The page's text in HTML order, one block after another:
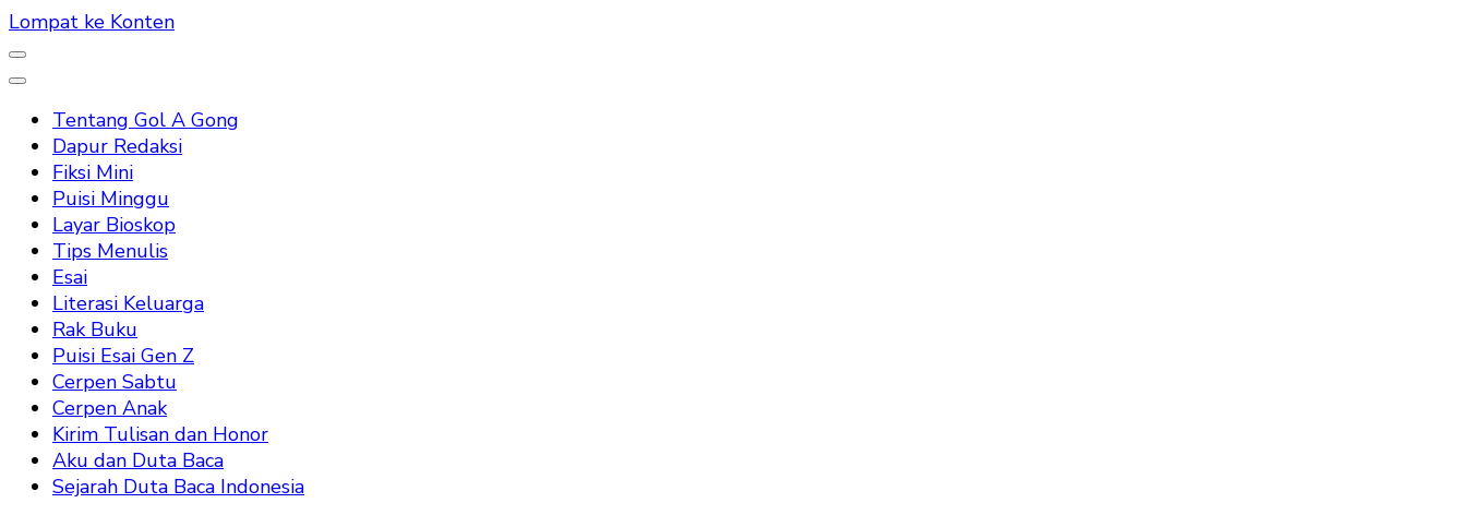
Lompat ke Konten
Tentang Gol A Gong
Dapur Redaksi
Fiksi Mini
Puisi Minggu
Layar Bioskop
Tips Menulis
Esai
Literasi Keluarga
Rak Buku
Puisi Esai Gen Z
Cerpen Sabtu
Cerpen Anak
Kirim Tulisan dan Honor
Aku dan Duta Baca
Sejarah Duta Baca Indonesia